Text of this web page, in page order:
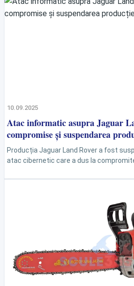
10.09.2025
Atac informatic asupra Jaguar
compromise și suspendarea
Producția Jaguar Land Rover a fost
atac cibernetic care a dus la